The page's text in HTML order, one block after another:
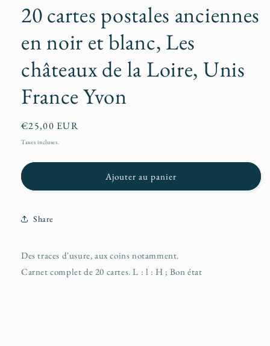
fenêtre
modale
20 cartes postales anciennes
en noir et blanc, Les
châteaux de la Loire, Unis
France Yvon
Prix
habituel
€25,00 EUR
Taxes incluses.
Ajouter au panier
Share
Des traces d'usure, aux coins notamment.
Carnet complet de 20 cartes. L : l : H ; Bon état